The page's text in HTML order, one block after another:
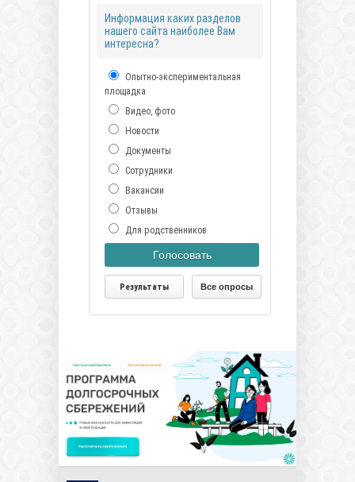
Информация каких разделов
нашего сайта наиболее Вам
интересна?
Опытно-экспериментальная
площадка
Видео, фото
Новости
Документы
Сотрудники
Вакансии
Отзывы
Для родственников
Голосовать
Результаты Все опросы